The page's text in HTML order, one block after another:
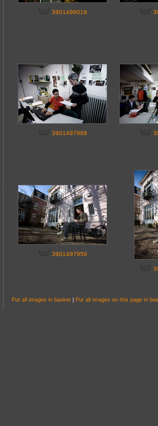
3901498018
3901497968
3901497956
Put all images in basket Put all images on this page in